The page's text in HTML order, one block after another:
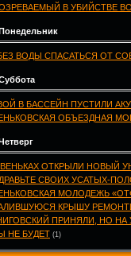
В УБИЙСТВЕ
БЕЗ ВОДЫ СПАСАТЬСЯ ОТ
В БАССЕЙН ПУСТИЛИ
ОБЪЕЗДНАЯ
ОТКРЫЛИ НОВЫЙ
СВОИХ УСАТЫХ-
МОЛОДЕЖЬ
КРЫШУ
ПРИНЯЛИ, НО НА
НЕ БУДЕТ (1)